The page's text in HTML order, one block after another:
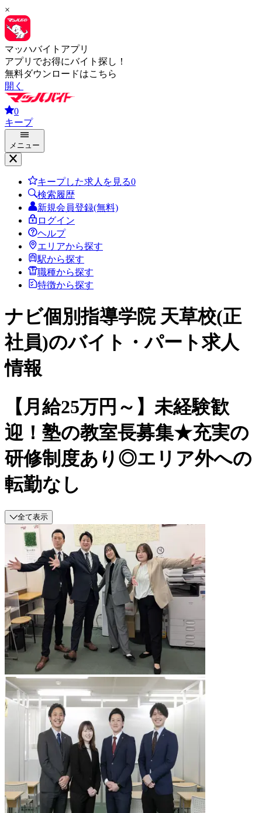
×
マッハバイトアプリ
アプリでお得にバイト探し！
無料ダウンロードはこちら
開く
0
キープ
メニュー
キープした求人を見る0
検索履歴
新規会員登録(無料)
ログイン
ヘルプ
エリアから探す
駅から探す
職種から探す
特徴から探す
ナビ個別指導学院 天草校(正
社員)のバイト・パート求人
情報
【月給25万円～】未経験歓
迎！塾の教室長募集★充実の
研修制度あり◎エリア外への
転勤なし
全て表示